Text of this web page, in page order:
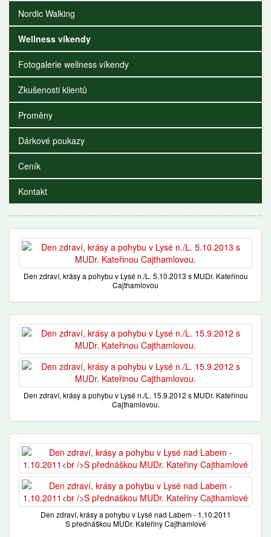
Nordic Walking
Wellness víkendy
Fotogalerie wellness víkendy
Zkušenosti klientů
Proměny
Dárkové poukazy
Ceník
Kontakt
Den zdraví, krásy a pohybu v Lysé n./L. 5.10.2013 s MUDr. Kateřinou
Cajthamlovou
Den zdraví, krásy a pohybu v Lysé n./L. 15.9.2012 s MUDr. Kateřinou
Cajthamlovou.
Den zdraví, krásy a pohybu v Lysé nad Labem - 1.10.2011
S přednáškou MUDr. Kateřiny Cajthamlové